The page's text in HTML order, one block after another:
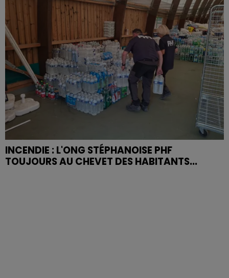
INCENDIE : L'ONG STÉPHANOISE PHF
TOUJOURS AU CHEVET DES HABITANTS...